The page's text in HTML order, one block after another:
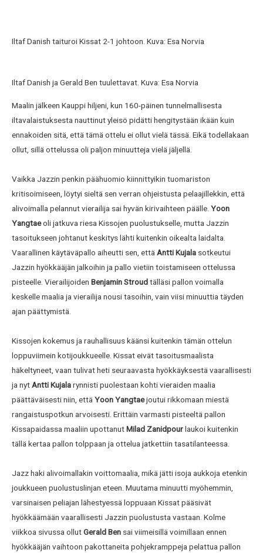
Iltaf Danish taituroi Kissat 2-1 johtoon. Kuva: Esa Norvia
Iltaf Danish ja Gerald Ben tuulettavat. Kuva: Esa Norvia
Maalin jälkeen Kauppi hiljeni, kun 160-päinen tunnelmallisesta
iltavalaistuksesta nauttinut yleisö pidätti hengitystään ikään kuin
ennakoiden sitä, että tämä ottelu ei ollut vielä tässä. Eikä todellakaan
ollut, sillä ottelussa oli paljon minuutteja vielä jäljellä.
Vaikka Jazzin penkin päähuomio kiinnittyikin tuomariston
kritisoimiseen, löytyi sieltä sen verran ohjeistusta pelaajillekkin, että
alivoimalla pelannut vierailija sai hyvän kirivaihteen päälle. Yoon
Yangtaeoli jatkuva riesa Kissojen puolustukselle, mutta Jazzin
tasoitukseen johtanut keskitys lähti kuitenkin oikealta laidalta.
Vaarallinen käytäväpallo aiheutti sen, että Antti Kujala sotkeutui
Jazzin hyökkääjän jalkoihin ja pallo vietiin toistamiseen ottelussa
pisteelle. Vierailijoiden Benjamin Stroudtälläsi pallon voimalla
keskelle maalia ja vierailija nousi tasoihin, vain viisi minuuttia täyden
ajan päättymistä.
Kissojen kokemus ja rauhallisuus käänsi kuitenkin tämän ottelun
loppuviimein kotijoukkueelle. Kissat eivät tasoitusmaalista
häkeltyneet, vaan tulivat heti seuraavasta hyökkäyksestä vaarallisesti
ja nytAntti Kujalarynnisti puolestaan kohti vieraiden maalia
päättäväisesti niin, että Yoon Yangtaejoutui rikkomaan miestä
rangaistuspotkun arvoisesti. Erittäin varmasti pisteeltä pallon
Kissapaidassa maaliin upottanutMilad Zanidpourlaukoi kuitenkin
tällä kertaa pallon tolppaan ja ottelua jatkettiin tasatilanteessa.
Jazz haki alivoimallakin voittomaalia, mikä jätti isoja aukkoja etenkin
joukkueen puolustuslinjan eteen. Muutama minuutti myöhemmin,
varsinaisen peliajan lähestyessä loppuaan Kissat pääsivät
hyökkäämään vaarallisesti Jazzin puolustusta vastaan. Kolme
viikkoa sivussa ollutGerald Ben sai viimeisillä voimillaan ennen
hyökkääjän vaihtoon pakottaneita pohjekramppeja pelattua pallon